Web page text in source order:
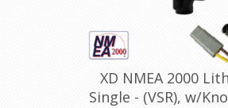
XD NMEA 2000
Single - (VSR), w/